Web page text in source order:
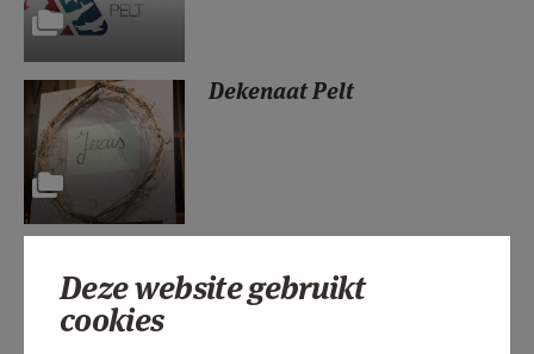
Dekenaat Pelt
komende week
Deze website gebruikt
cookies